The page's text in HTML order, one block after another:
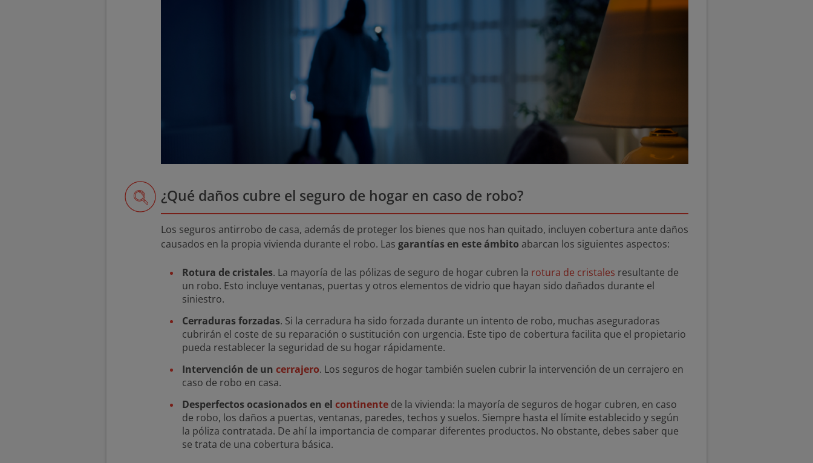
¿Qué daños cubre el seguro de hogar en caso de robo?
Los seguros antirrobo de casa, además de proteger los bienes que nos han quitado, incluyen cobertura ante daños
causados en la propia vivienda durante el robo. Las garantías en este ámbito abarcan los siguientes aspectos:
Rotura de cristales. La mayoría de las pólizas de seguro de hogar cubren la rotura de cristales resultante de
un robo. Esto incluye ventanas, puertas y otros elementos de vidrio que hayan sido dañados durante el
siniestro.
Cerraduras forzadas. Si la cerradura ha sido forzada durante un intento de robo, muchas aseguradoras
cubrirán el coste de su reparación o sustitución con urgencia. Este tipo de cobertura facilita que el propietario
pueda restablecer la seguridad de su hogar rápidamente.
Intervención de un cerrajero. Los seguros de hogar también suelen cubrir la intervención de un cerrajero en
caso de robo en casa.
Desperfectos ocasionados en el continente de la vivienda: la mayoría de seguros de hogar cubren, en caso
de robo, los daños a puertas, ventanas, paredes, techos y suelos. Siempre hasta el límite establecido y según
la póliza contratada. De ahí la importancia de comparar diferentes productos. No obstante, debes saber que
se trata de una cobertura básica.